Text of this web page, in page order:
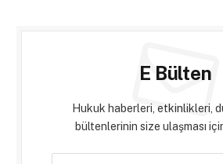
E Bülten
Hukuk haberleri, etkinlikleri,
bültenlerinin size ulaşması